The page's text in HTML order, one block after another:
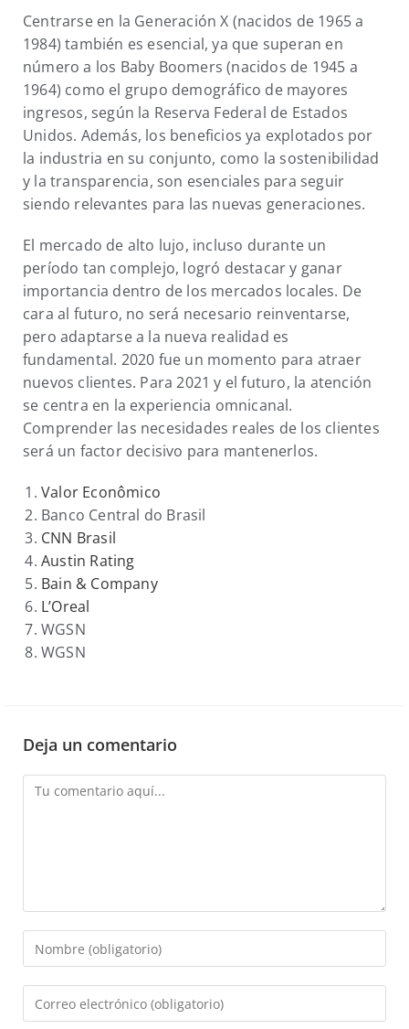
Centrarse en la Generación X (nacidos de 1965 a
1984) también es esencial, ya que superan en
número a los Baby Boomers (nacidos de 1945 a
1964) como el grupo demográfico de mayores
ingresos, según la Reserva Federal de Estados
Unidos. Además, los beneficios ya explotados por
la industria en su conjunto, como la sostenibilidad
y la transparencia, son esenciales para seguir
siendo relevantes para las nuevas generaciones.
El mercado de alto lujo, incluso durante un
período tan complejo, logró destacar y ganar
importancia dentro de los mercados locales. De
cara al futuro, no será necesario reinventarse,
pero adaptarse a la nueva realidad es
fundamental. 2020 fue un momento para atraer
nuevos clientes. Para 2021 y el futuro, la atención
se centra en la experiencia omnicanal.
Comprender las necesidades reales de los clientes
será un factor decisivo para mantenerlos.
Valor Econômico
Banco Central do Brasil
CNN Brasil
Austin Rating
Bain & Company
L’Oreal
WGSN
WGSN
Deja un comentario